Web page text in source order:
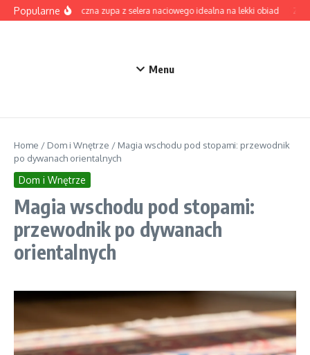
Przejdź do treści
PopularneAromatyczna zupa z selera naciowego idealna na lekki obiad
Menu
Home / Dom i Wnętrze / Magia wschodu pod stopami: przewodnik
po dywanach orientalnych
Dom i Wnętrze
Magia wschodu pod stopami:
przewodnik po dywanach
orientalnych